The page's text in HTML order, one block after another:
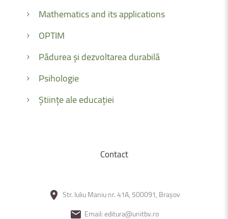
Mathematics and its applications
OPTIM
Pădurea și dezvoltarea durabilă
Psihologie
Științe ale educației
Contact
Str. Iuliu Maniu nr. 41A, 500091, Brașov
Email: editura@unitbv.ro